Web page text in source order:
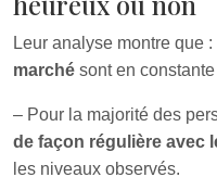
Leur analyse montre que :
marché sont en
– Pour la majorité des
de façon régulière avec
les niveaux observés.